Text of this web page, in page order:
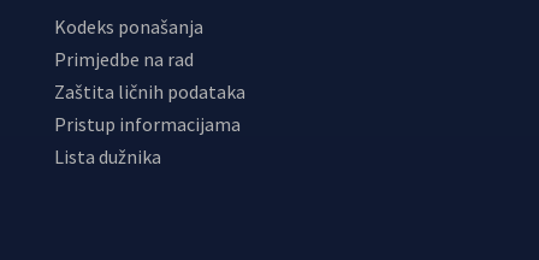
Kodeks ponašanja
Primjedbe na rad
Zaštita ličnih podataka
Pristup informacijama
Lista dužnika